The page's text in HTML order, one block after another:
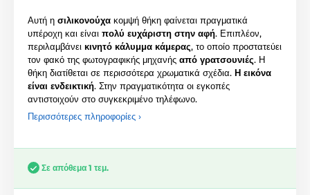
Αυτή η σιλικονούχα κομψή θήκη φαίνεται πραγματικά
υπέροχη και είναι πολύ ευχάριστη στην αφή. Επιπλέον,
περιλαμβάνει κινητό κάλυμμα κάμερας, το οποίο προστατεύει
τον φακό της φωτογραφικής μηχανής από γρατσουνιές. Η
θήκη διατίθεται σε περισσότερα χρωματικά σχέδια. Η εικόνα
είναι ενδεικτική. Στην πραγματικότητα οι εγκοπές
αντιστοιχούν στο συγκεκριμένο τηλέφωνο.
Περισσότερες πληροφορίες ›
Σε απόθεμα 1 τεμ.